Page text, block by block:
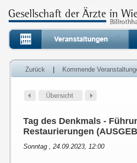
Zurück Kommende
Tag des Denkmals -
Restaurierungen
Sonntag , 24.09.2023, 12:00